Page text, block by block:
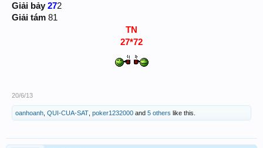
Giải bảy 272
Giải tám 81
TN
27*72
20/6/13
oanhoanh QUI-CUA-SAT poker1232000 and 5 others like this.